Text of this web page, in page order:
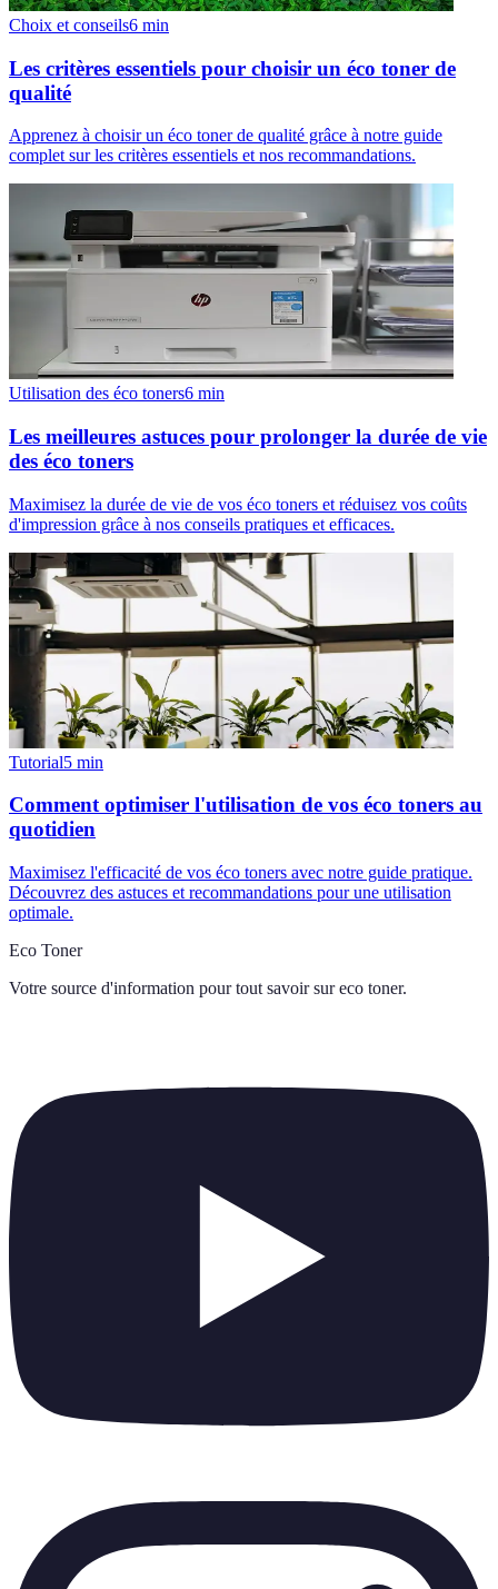
Choix et conseils6 min
Les critères essentiels pour choisir un éco toner de
qualité
Apprenez à choisir un éco toner de qualité grâce à notre guide
complet sur les critères essentiels et nos recommandations.
Utilisation des éco toners6 min
Les meilleures astuces pour prolonger la durée de vie
des éco toners
Maximisez la durée de vie de vos éco toners et réduisez vos coûts
d'impression grâce à nos conseils pratiques et efficaces.
Tutorial5 min
Comment optimiser l'utilisation de vos éco toners au
quotidien
Maximisez l'efficacité de vos éco toners avec notre guide pratique.
Découvrez des astuces et recommandations pour une utilisation
optimale.
Eco Toner
Votre source d'information pour tout savoir sur eco toner.